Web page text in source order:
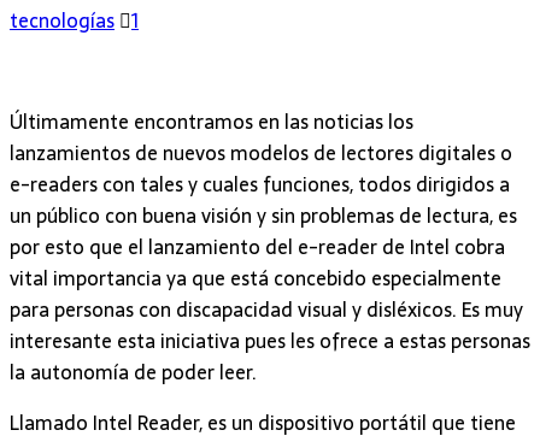
tecnologías 1
Últimamente encontramos en las noticias los
lanzamientos de nuevos modelos de lectores digitales o
e-readers con tales y cuales funciones, todos dirigidos a
un público con buena visión y sin problemas de lectura, es
por esto que el lanzamiento del e-reader de Intel cobra
vital importancia ya que está concebido especialmente
para personas con discapacidad visual y disléxicos. Es muy
interesante esta iniciativa pues les ofrece a estas personas
la autonomía de poder leer.
Llamado Intel Reader, es un dispositivo portátil que tiene